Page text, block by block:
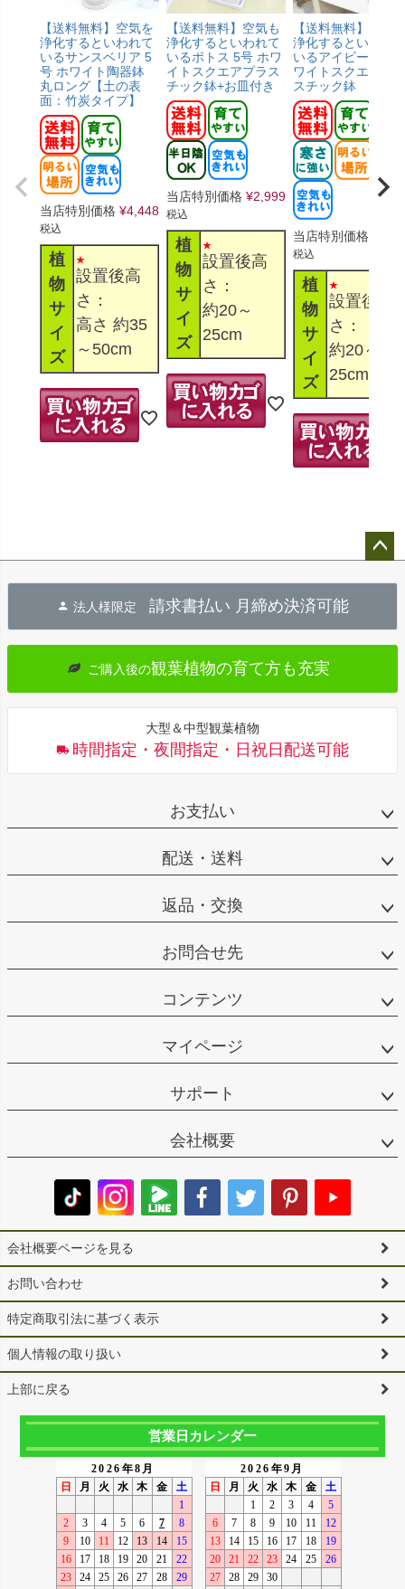
【送料無料】空気を
浄化するといわれて
いるサンスベリア 5
号 ホワイト陶器鉢
丸ロング【土の表
面：竹炭タイプ】
当店特別価格 ¥4,448
税込
植
物
サ
イ
ズ
設置後高
さ：
高さ 約35
～50cm
【送料無料】空気も
浄化するといわれて
いるポトス 5号 ホワ
イトスクエアプラス
チック鉢+お皿付き
当店特別価格 ¥2,999
税込
植
物
サ
イ
ズ
設置後高
さ：
約20～
25cm
【送料無料】空気
浄化するといわれ
いるアイビー 5号
ワイトスクエアプ
スチック鉢
当店特別価格
税込
植
物
サ
イ
ズ
設置後高
さ：
約20～
25cm
へ
法人様限定 請求書払い 月締め決済可能
ご購入後の観葉植物の育て方も充実
大型＆中型観葉植物
時間指定・夜間指定・日祝日配送可能
お支払い
配送・送料
返品・交換
お問合せ先
コンテンツ
マイページ
サポート
会社概要
会社概要ページを見る
お問い合わせ
特定商取引法に基づく表示
個人情報の取り扱い
上部に戻る
営業日カレンダー